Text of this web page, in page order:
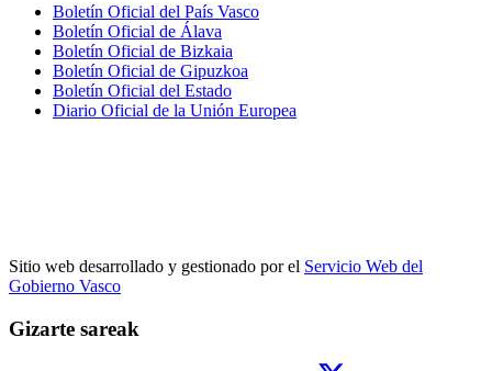
Boletín Oficial del País Vasco
Boletín Oficial de Álava
Boletín Oficial de Bizkaia
Boletín Oficial de Gipuzkoa
Boletín Oficial del Estado
Diario Oficial de la Unión Europea
Sitio web desarrollado y gestionado por el Servicio Web del
Gobierno Vasco
Gizarte sareak